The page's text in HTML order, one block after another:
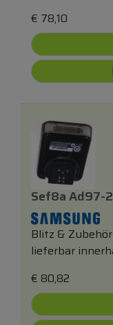
€ 78,10
Sef8a Ad97-
Blitz & Zubehör
lieferbar
€ 80,82